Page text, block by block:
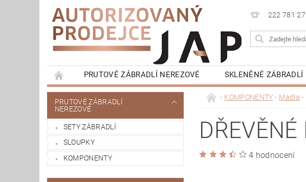
222 781
PRUTOVÉ ZÁBRADLÍ NEREZOVÉ SKLENĚNÉ ZÁBRADLÍ
HRANATÉ ZÁBRADLÍ NEREZOVÉ
FRANCOUZSKÁ OKNA
MADLA NA ZEĎ
PRUTOVÉ ZÁBRADLÍ
NEREZOVÉ
SETY ZÁBRADLÍ
SLOUPKY
KOMPONENTY
KOMPONENTY Madla
4 hodnocení